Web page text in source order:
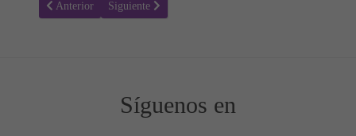
Artículo anterior: Fumar durante la lactancia: ¿Cuáles son los
Anterior Artículo siguiente: ¿Cómo hacer brownies de
Siguiente
Síguenos en